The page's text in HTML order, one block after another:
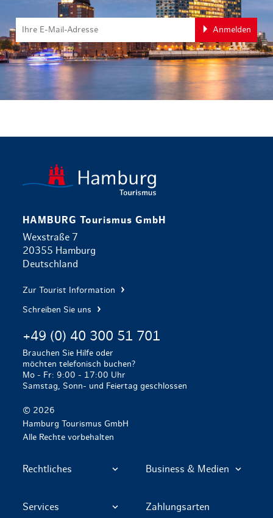
Anmelden
HAMBURG Tourismus GmbH
Wexstraße 7
20355 Hamburg
Deutschland
Zur Tourist Information
Schreiben Sie uns
+49 (0) 40 300 51 701
Brauchen Sie Hilfe oder
möchten telefonisch buchen?
Mo - Fr: 9:00 - 17:00 Uhr
Samstag, Sonn- und Feiertag geschlossen
© 2026
Hamburg Tourismus GmbH
Alle Rechte vorbehalten
Rechtliches Business & Medien
Services Zahlungsarten